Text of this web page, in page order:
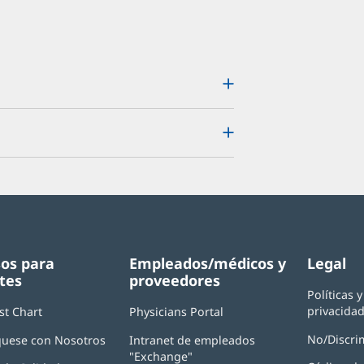
para
Chart
con Nosotros
Empleados/médicos y
proveedores
Physicians Portal
en
Intranet de empleados
"Exchange"
Legal
Políticas
privacidad
No/